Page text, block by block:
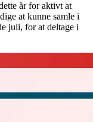
år for aktivt at
at kunne samle i
juli, for at deltage i